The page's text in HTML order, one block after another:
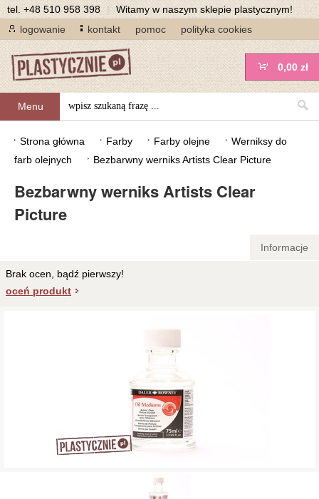
tel.+48 510 958 398 | Witamy w naszym sklepie plastycznym!
logowanie
kontakt pomoc polityka cookies
Menu
0,00 zł
Strona główna Farby Farby olejne
Werniksy do
farb olejnych
Bezbarwny werniks Artists Clear Picture
Bezbarwny werniks Artists Clear
Picture
Informacje
Brak ocen, bądź pierwszy!
oceń produkt